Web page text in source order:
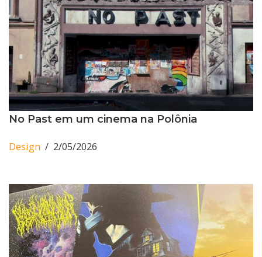
No Past em um cinema na Polônia
Design 2/05/2026